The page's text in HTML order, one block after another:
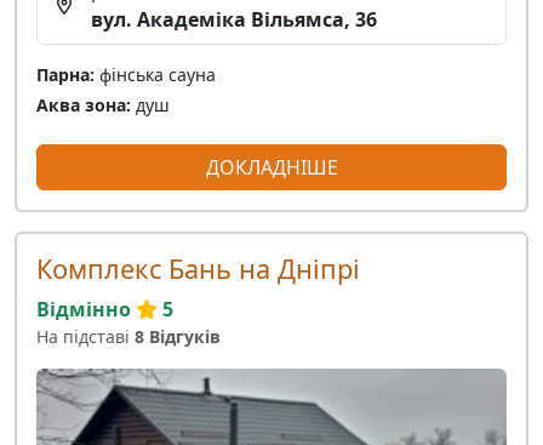
вул. Академіка Вільямса, 36
Парна: фінська сауна
Аква зона: душ
ДОКЛАДНІШЕ
Комплекс Бань на Дніпрі
Відмінно 5
На підставі 8 Відгуків